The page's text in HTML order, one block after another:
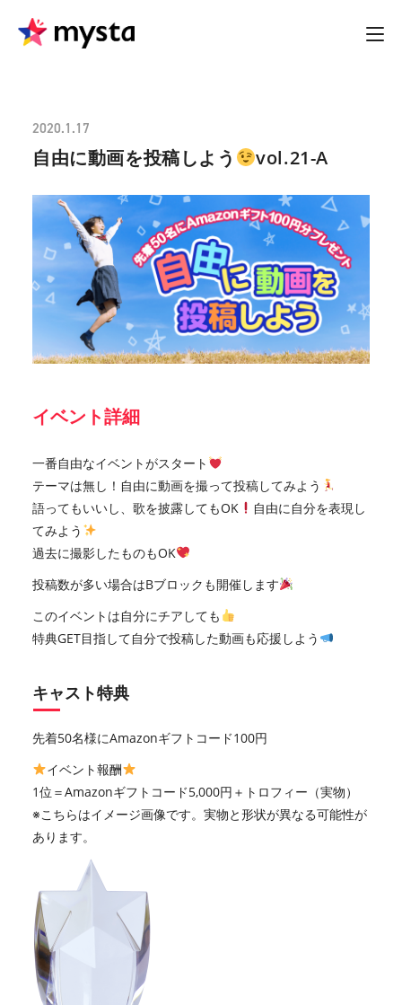
2020.1.17
自由に動画を投稿しよう vol.21-A
イベント詳細
一番自由なイベントがスタート
テーマは無し！自由に動画を撮って投稿してみよう
語ってもいいし、歌を披露してもOK
自由に自分を表現し
てみよう
過去に撮影したものもOK
投稿数が多い場合はBブロックも開催します
このイベントは自分にチアしても
特典GET目指して自分で投稿した動画も応援しよう
キャスト特典
先着50名様にAmazonギフトコード100円
イベント報酬
1位＝Amazonギフトコード5,000円＋トロフィー（実物）
※こちらはイメージ画像です。実物と形状が異なる可能性が
あります。